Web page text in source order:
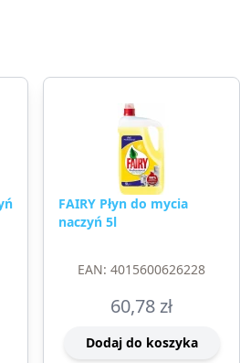
FAIRY Płyn do mycia
naczyń 5l
EAN: 4015600626228
60,78zł
Dodaj do koszyka